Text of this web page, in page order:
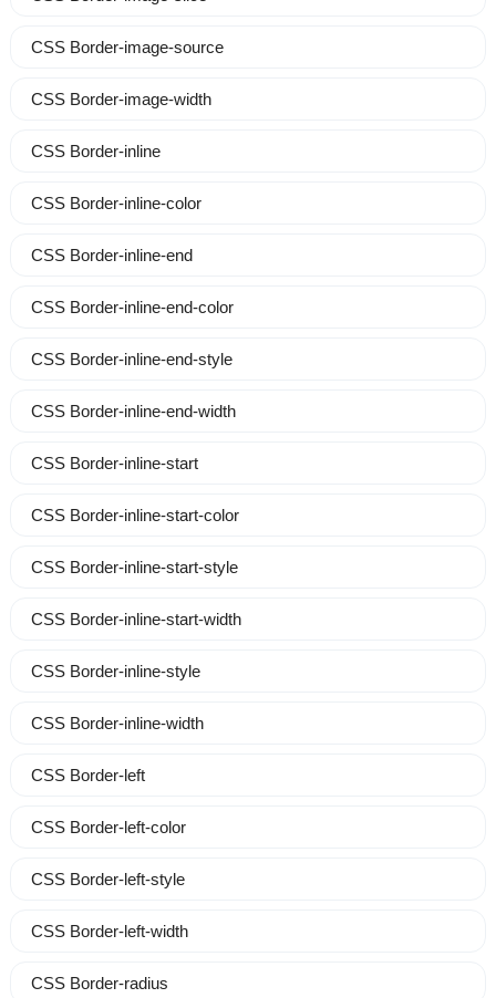
CSS Border-image-source
CSS Border-image-width
CSS Border-inline
CSS Border-inline-color
CSS Border-inline-end
CSS Border-inline-end-color
CSS Border-inline-end-style
CSS Border-inline-end-width
CSS Border-inline-start
CSS Border-inline-start-color
CSS Border-inline-start-style
CSS Border-inline-start-width
CSS Border-inline-style
CSS Border-inline-width
CSS Border-left
CSS Border-left-color
CSS Border-left-style
CSS Border-left-width
CSS Border-radius